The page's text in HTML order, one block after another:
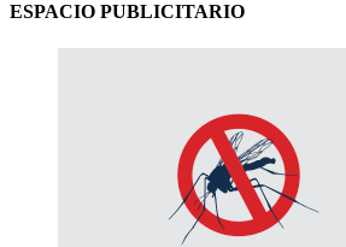
ESPACIO PUBLICITARIO